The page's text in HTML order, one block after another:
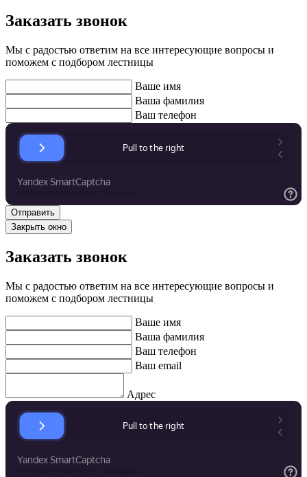
Заказать звонок
Мы с радостью ответим на все интересующие вопросы и
поможем с подбором лестницы
Ваше имя
Ваша фамилия
Ваш телефон
Закрыть окно
Заказать звонок
Мы с радостью ответим на все интересующие вопросы и
поможем с подбором лестницы
Ваше имя
Ваша фамилия
Ваш телефон
Ваш email
Адрес